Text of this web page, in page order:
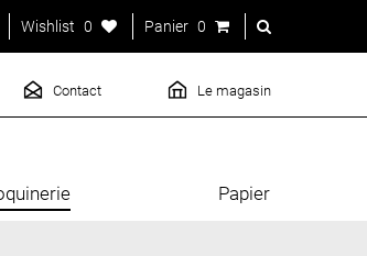
Panier 0
Wishlist 0
Le magasin
Contact
Papier